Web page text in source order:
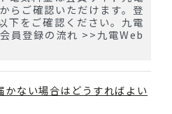
らご確認いただけます。登
下をご確認ください。九電
員登録の流れ >>九電Web
かない場合はどうすればよい